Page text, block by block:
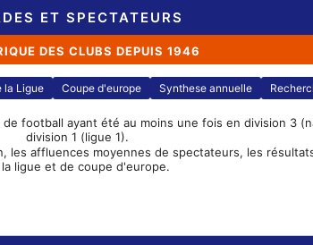
ET SPECTATEURS
DES CLUBS DEPUIS 1946
la Ligue Coupe d'europe Synthese annuelle
football ayant été au moins une fois en division 3
division 1 (ligue 1).
les affluences moyennes de spectateurs, les
ligue et de coupe d'europe.